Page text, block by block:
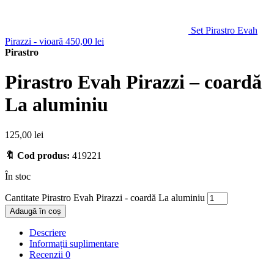
Set Pirastro Evah
Pirazzi - vioară 450,00 lei
Pirastro
Pirastro Evah Pirazzi – coardă
La aluminiu
125,00 lei
🔖 Cod produs: 419221
În stoc
Cantitate Pirastro Evah Pirazzi - coardă La aluminiu
Adaugă în coș
Descriere
Informații suplimentare
Recenzii 0